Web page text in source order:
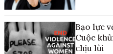
Bạo lực
Cuộc
chịu lùi